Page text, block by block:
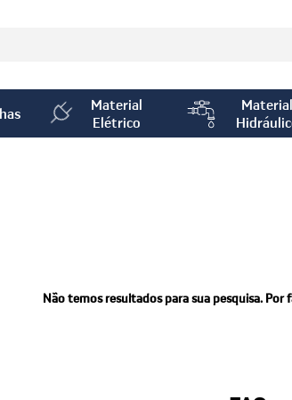
Material
Elétrico
Material
Não temos resultados para sua pesquisa.